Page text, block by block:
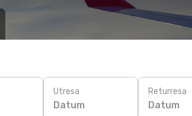
Utresa
Datum
Returresa
Datum